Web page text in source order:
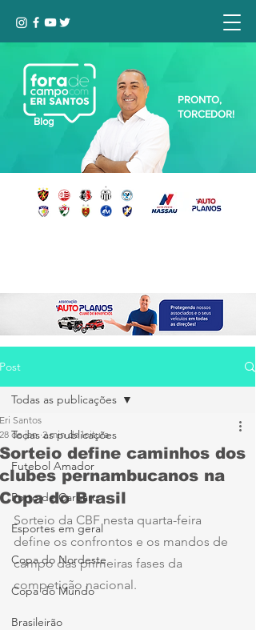
Blog
PRONTO,
TORCEDOR!
Post
Todas as publicações
Futebol Amador
Porto de Caruaru
Esportes em geral
Copa do Nordeste
Copa do Mundo
Brasileirão
Todas as publicações
Sorteio define caminhos dos
clubes pernambucanos na
Copa do Brasil
Eri Santos
28 de jan. 2 min de leitura
Sorteio da CBF nesta quarta-feira
define os confrontos e os mandos de
campo das primeiras fases da
competição nacional.